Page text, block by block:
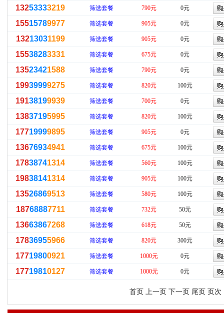
13253333219 筛选套餐 790元 0元
15515789977 筛选套餐 905元 0元
13213031199 筛选套餐 905元 0元
15538283331 筛选套餐 675元 0元
13523421588 筛选套餐 790元 0元
19939999275 筛选套餐 820元 100元
19138199939 筛选套餐 700元 0元
13837195995 筛选套餐 820元 100元
17719999895 筛选套餐 905元 0元
13676934941 筛选套餐 675元 100元
17838741314 筛选套餐 560元 100元
19838141314 筛选套餐 905元 100元
13526869513 筛选套餐 580元 100元
18768887711 筛选套餐 732元 50元
13663867268 筛选套餐 618元 50元
17836955966 筛选套餐 820元 300元
17719800921 筛选套餐 1000元 0元
17719810127 筛选套餐 1000元 0元
首页 上一页 下一页 尾页页次